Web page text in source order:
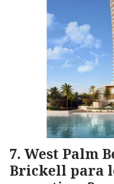
West Palm
Brickell para